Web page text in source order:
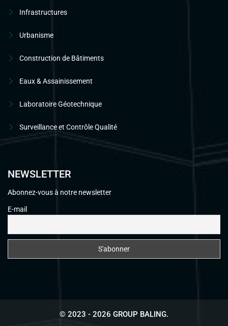
Infrastructures
Urbanisme
Construction de Bâtiments
Eaux & Assainissement
Laboratoire Géotechnique
Surveillance et Contrôle Qualité
NEWSLETTER
Abonnez-vous à notre newsletter
E-mail
© 2023 - 2026 GROUP BALING.